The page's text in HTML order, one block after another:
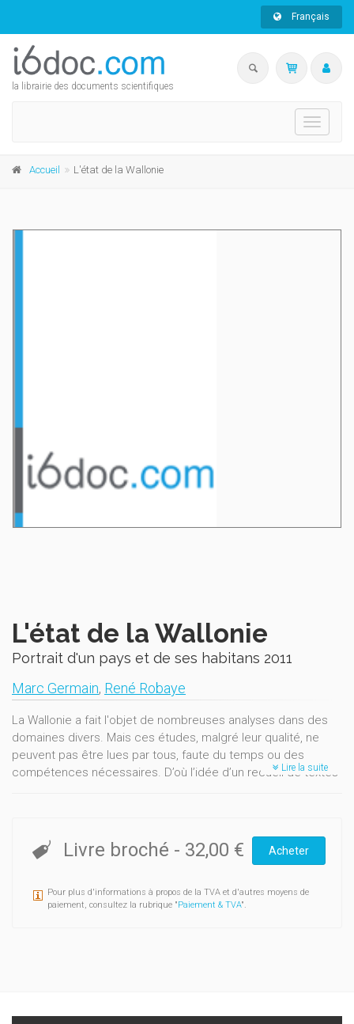
Français
la librairie des documents scientifiques
Toggle
Accueil L'état de la Wallonie
L'état de la Wallonie
Portrait d'un pays et de ses habitans 2011
Marc Germain, René Robaye
La Wallonie a fait l'objet de nombreuses analyses dans des
domaines divers. Mais ces études, malgré leur qualité, ne
peuvent pas être lues par tous, faute du temps ou des
compétences nécessaires. D’où l’idée d’un recueil de textes
fonctionnement et des grands défis auxquels elle doit faire
face. Chaque contribution est complétée par une
sont organisés autour de sept thématiques générales : 1.
Modes de vie - 2. Cadre de vie - 3. Mortalité, morbidité et
Lire la suite
Livre broché - 32,00 € Acheter
Pour plus d'informations à propos de la TVA et d'autres moyens de
paiement, consultez la rubrique "Paiement & TVA".